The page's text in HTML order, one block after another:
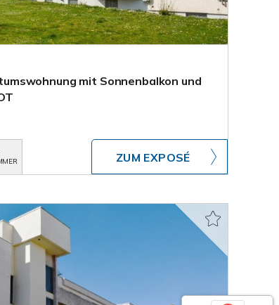
mit Sonnenbalkon und
ZUM EXPOSÉ